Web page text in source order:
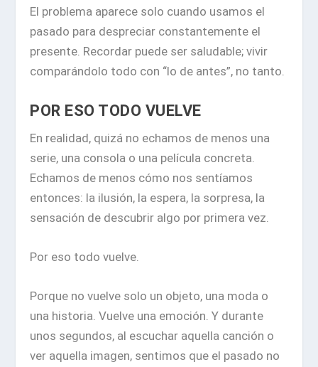
El problema aparece solo cuando usamos el
pasado para despreciar constantemente el
presente. Recordar puede ser saludable; vivir
comparándolo todo con “lo de antes”, no tanto.
POR ESO TODO VUELVE
En realidad, quizá no echamos de menos una
serie, una consola o una película concreta.
Echamos de menos cómo nos sentíamos
entonces: la ilusión, la espera, la sorpresa, la
sensación de descubrir algo por primera vez.
Por eso todo vuelve.
Porque no vuelve solo un objeto, una moda o
una historia. Vuelve una emoción. Y durante
unos segundos, al escuchar aquella canción o
ver aquella imagen, sentimos que el pasado no